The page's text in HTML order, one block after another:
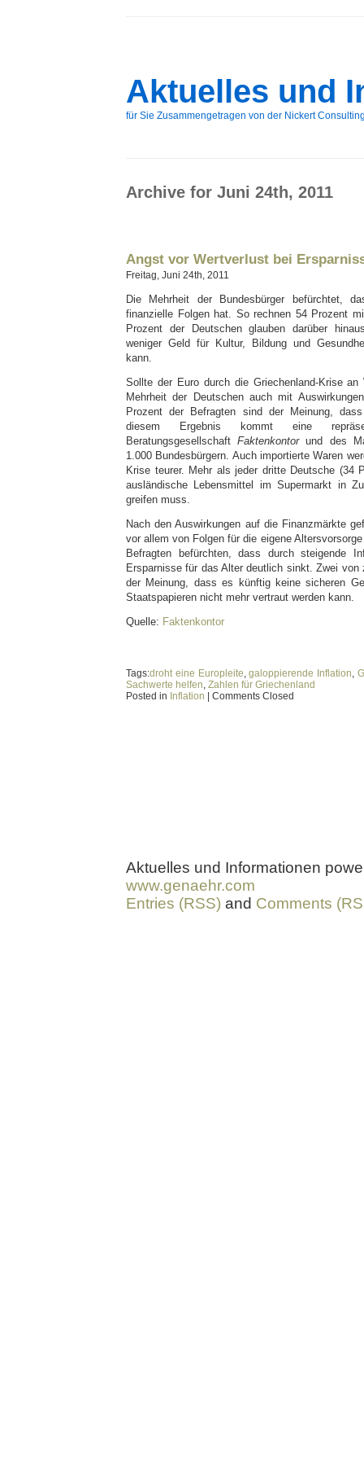
Aktuelles und
für Sie Zusammengetragen von der Nickert
Archive for Juni 24th, 2011
Angst vor Wertverlust bei
Freitag, Juni 24th, 2011
Die Mehrheit der Bundesbürger befürchtet,
finanzielle Folgen hat. So rechnen 54 Prozent
Prozent der Deutschen glauben darüber
weniger Geld für Kultur, Bildung und
kann.
Sollte der Euro durch die Griechenland-Krise
Mehrheit der Deutschen auch mit
Prozent der Befragten sind der Meinung,
diesem Ergebnis kommt eine
BeratungsgesellschaftFaktenkontorund des
1.000 Bundesbürgern. Auch importierte Waren
Krise teurer. Mehr als jeder dritte Deutsche (34
ausländische Lebensmittel im Supermarkt in
greifen muss.
Nach den Auswirkungen auf die Finanzmärkte
vor allem von Folgen für die eigene
Befragten befürchten, dass durch steigende
Ersparnisse für das Alter deutlich sinkt. Zwei von
der Meinung, dass es künftig keine sicheren
Staatspapieren nicht mehr vertraut werden kann.
Quelle: Faktenkontor
Tags:droht eine Europleite,galoppierende Inflation,
Sachwerte helfen, Zahlen für Griechenland
Posted in Inflation Comments Closed
Aktuelles und Informationen
www.genaehr.com
Entries (RSS) and Comments